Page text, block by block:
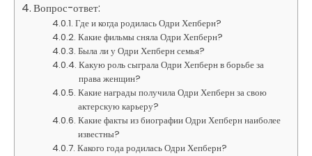
Вопрос-ответ:
Где и когда родилась Одри Хепберн?
Какие фильмы сняла Одри Хепберн?
Была ли у Одри Хепберн семья?
Какую роль сыграла Одри Хепберн в борьбе за
права женщин?
Какие награды получила Одри Хепберн за свою
актерскую карьеру?
Какие факты из биографии Одри Хепберн наиболее
известны?
Какого года родилась Одри Хепберн?